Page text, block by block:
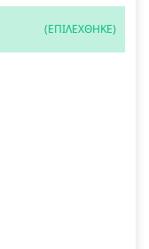
(ΕΠΙΛΕΧΘΗΚΕ)